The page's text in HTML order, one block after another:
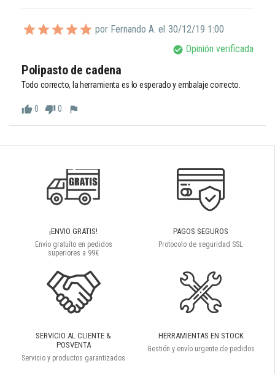
por Fernando A. el 30/12/19 1:00
check_circle Opinión verificada
Polipasto de cadena
Todo correcto, la herramienta es lo esperado y embalaje correcto.
thumb_up0 thumb_down0 flag
¡ENVIO GRATIS!
Envío gratuíto en pedidos
superiores a 99€
PAGOS SEGUROS
Protocolo de seguridad SSL
SERVICIO AL CLIENTE &
POSVENTA
Servicio y productos garantizados
HERRAMIENTAS EN STOCK
Gestión y envío urgente de pedidos